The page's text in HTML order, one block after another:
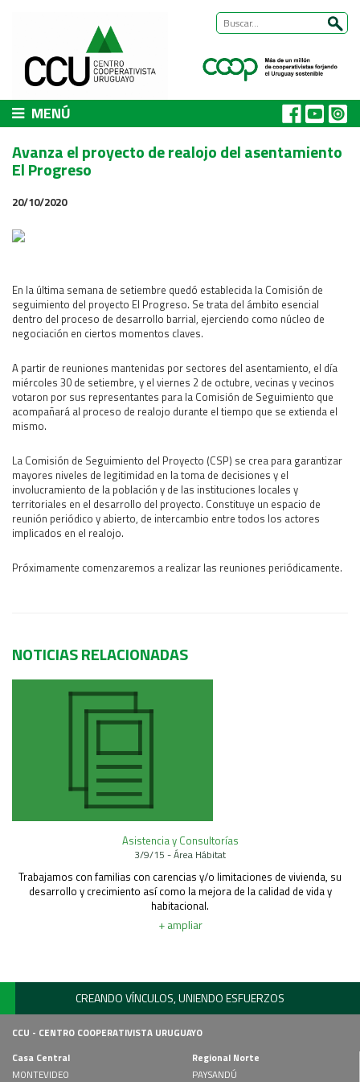
MENÚ
Presentación
Autoridades y equipo
ÁREAS DE TRABAJO
Área Habitat
Acerca del Área
Programas
Área Rural
Acerca del Área
Programas Centrales
REGIONAL LITORAL
Revista Dinámica
Recursos Digitales
ENLACES
Avanza el proyecto de realojo del asentamiento
El Progreso
20/10/2020
En la última semana de setiembre quedó establecida la Comisión de
seguimiento del proyecto El Progreso. Se trata del ámbito esencial
dentro del proceso de desarrollo barrial, ejerciendo como núcleo de
negociación en ciertos momentos claves.
A partir de reuniones mantenidas por sectores del asentamiento, el día
miércoles 30 de setiembre, y el viernes 2 de octubre, vecinas y vecinos
votaron por sus representantes para la Comisión de Seguimiento que
acompañará al proceso de realojo durante el tiempo que se extienda el
mismo.
La Comisión de Seguimiento del Proyecto (CSP) se crea para garantizar
mayores niveles de legitimidad en la toma de decisiones y el
involucramiento de la población y de las instituciones locales y
territoriales en el desarrollo del proyecto. Constituye un espacio de
reunión periódico y abierto, de intercambio entre todos los actores
implicados en el realojo.
Próximamente comenzaremos a realizar las reuniones periódicamente.
NOTICIAS RELACIONADAS
Asistencia y Consultorías
3/9/15 - Área Hábitat
Trabajamos con familias con carencias y/o limitaciones de vivienda, su
desarrollo y crecimiento así como la mejora de la calidad de vida y
habitacional.
+ ampliar
CREANDO VÍNCULOS, UNIENDO ESFUERZOS
CCU - CENTRO COOPERATIVISTA URUGUAYO
Casa Central
MONTEVIDEO
Regional Norte
PAYSANDÚ